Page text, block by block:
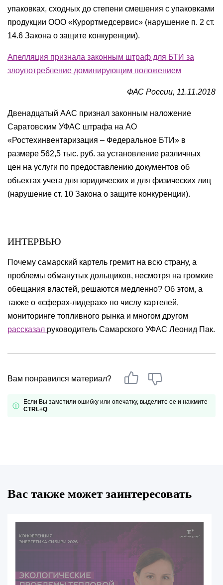
упаковках, сходных до степени смешения с упаковками
продукции ООО «Курортмедсервис» (нарушение п. 2 ст.
14.6 Закона о защите конкуренции).
Апелляция признала законным штраф для БТИ за
злоупотребление доминирующим положением
ФАС России, 11.11.2018
Двенадцатый ААС признал законным наложение
Саратовским УФАС штрафа на АО
«Ростехинвентаризация – Федеральное БТИ» в
размере 562,5 тыс. руб. за установление различных
цен на услуги по предоставлению документов об
объектах учета для юридических и для физических лиц
(нарушение ст. 10 Закона о защите конкуренции).
ИНТЕРВЬЮ
Почему самарский картель гремит на всю страну, а
проблемы обманутых дольщиков, несмотря на громкие
обещания властей, решаются медленно? Об этом, а
также о «сферах-лидерах» по числу картелей,
мониторинге топливного рынка и многом другом
рассказал руководитель Самарского УФАС Леонид Пак.
Вам понравился материал?
Если Вы заметили ошибку или опечатку, выделите ее и нажмите
CTRL+Q
Вас также может заинтересовать